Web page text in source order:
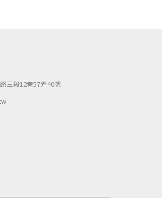
三段12巷57弄40號